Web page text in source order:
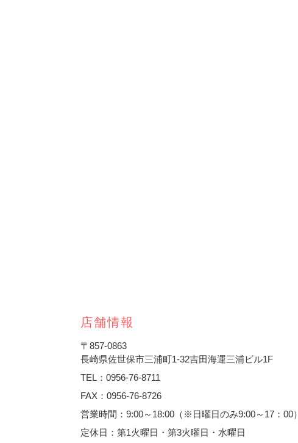
店舗情報
〒857-0863
長崎県佐世保市三浦町1-32吉田海運三浦ビル1F
TEL：0956-76-8711
FAX：0956-76-8726
営業時間：9:00～18:00（※日曜日のみ9:00～17：00）
定休日：第1火曜日・第3火曜日・水曜日